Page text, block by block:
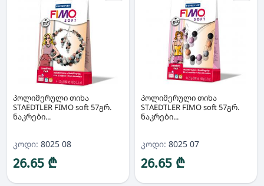
პოლიმერული თიხა
STAEDTLER FIMO soft 57გრ.
ნაკრები...
კოდი: 8025 08
26.65 ₾
პოლიმერული თიხა
STAEDTLER FIMO soft 57გრ.
ნაკრები...
კოდი: 8025 07
26.65 ₾